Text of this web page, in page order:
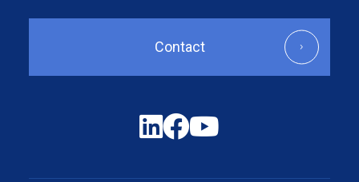
Contact